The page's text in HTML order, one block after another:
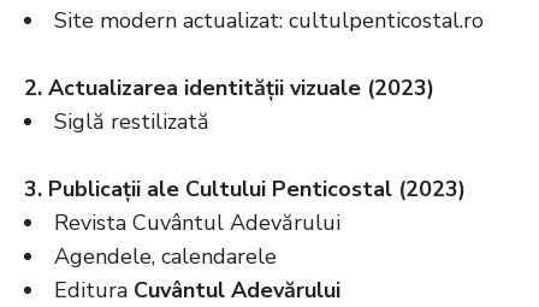
Site modern actualizat: cultulpenticostal.ro
2. Actualizarea identității vizuale (2023)
Siglă restilizată
3. Publicații ale Cultului Penticostal (2023)
Revista Cuvântul Adevărului
Agendele, calendarele
Editura Cuvântul Adevărului